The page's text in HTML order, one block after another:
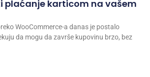
plaćanje karticom na vašem
WooCommerce-a danas je postalo
da mogu da završe kupovinu brzo, bez